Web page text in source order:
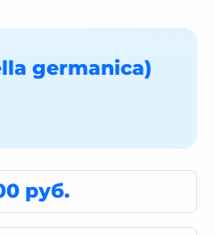
germanica)
руб.